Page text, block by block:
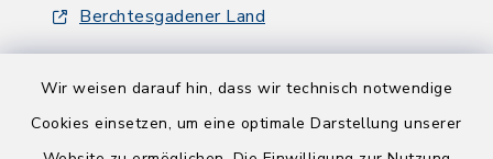
Wir weisen darauf hin, dass wir technisch notwendige
Cookies einsetzen, um eine optimale Darstellung unserer
Berchtesgadener Land